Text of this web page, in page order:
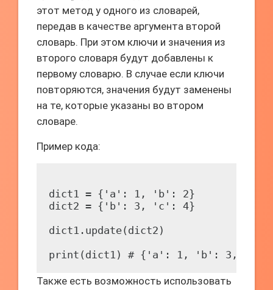
этот метод у одного из словарей,
передав в качестве аргумента второй
словарь. При этом ключи и значения из
второго словаря будут добавлены к
первому словарю. В случае если ключи
повторяются, значения будут заменены
на те, которые указаны во втором
словаре.
Пример кода:
dict1 = {'a': 1, 'b': 2}
dict2 = {'b': 3, 'c': 4}
dict1.update(dict2)
Также есть возможность использовать